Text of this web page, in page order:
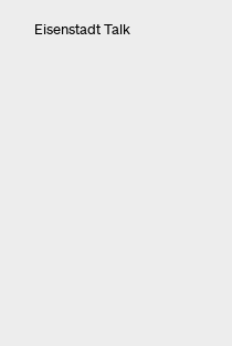
Eisenstadt Talk